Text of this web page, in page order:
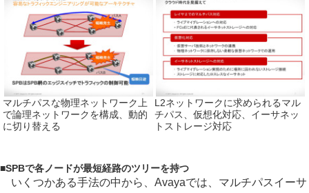
マルチパスな物理ネットワーク上
で論理ネットワークを構成、動的
に切り替える
L2ネットワークに求められるマル
チパス、仮想化対応、イーサネッ
トストレージ対応
■SPBで各ノードが最短経路のツリーを持つ
いくつかある手法の中から、Avayaでは、マルチパスイーサ